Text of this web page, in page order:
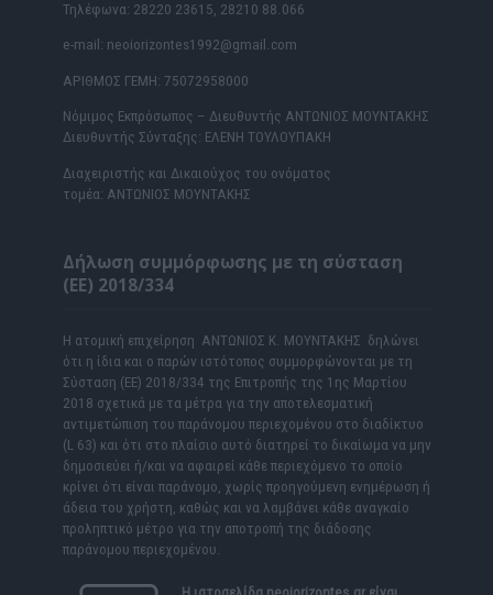
Τηλέφωνα: 28220 23615, 28210 88.066
e-mail: neoiorizontes1992@gmail.com
ΑΡΙΘΜΟΣ ΓΕΜΗ: 75072958000
Νόμιμος Εκπρόσωπος – Διευθυντής ΑΝΤΩΝΙΟΣ ΜΟΥΝΤΑΚΗΣ
Διευθυντής Σύνταξης: ΕΛΕΝΗ ΤΟΥΛΟΥΠΑΚΗ
Διαχειριστής και Δικαιούχος του ονόματος
τομέα: ΑΝΤΩΝΙΟΣ ΜΟΥΝΤΑΚΗΣ
Δήλωση συμμόρφωσης με τη σύσταση
(ΕΕ) 2018/334
Η ατομική επιχείρηση ΑΝΤΩΝΙΟΣ Κ. ΜΟΥΝΤΑΚΗΣ δηλώνει
ότι η ίδια και ο παρών ιστότοπος συμμορφώνονται με τη
Σύσταση (ΕΕ) 2018/334 της Επιτροπής της 1ης Μαρτίου
2018 σχετικά με τα μέτρα για την αποτελεσματική
αντιμετώπιση του παράνομου περιεχομένου στο διαδίκτυο
(L 63) και ότι στο πλαίσιο αυτό διατηρεί το δικαίωμα να μην
δημοσιεύει ή/και να αφαιρεί κάθε περιεχόμενο το οποίο
κρίνει ότι είναι παράνομο, χωρίς προηγούμενη ενημέρωση ή
άδεια του χρήστη, καθώς και να λαμβάνει κάθε αναγκαίο
προληπτικό μέτρο για την αποτροπή της διάδοσης
παράνομου περιεχομένου.